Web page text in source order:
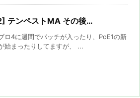
テンペストMA その後…
ロ4に週間でパッチが入ったり、PoE1の新
始まったりしてますが、 ...